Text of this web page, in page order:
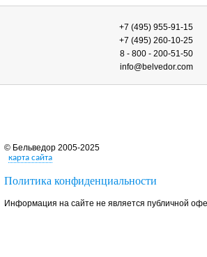
+7 (495) 955-91-15
+7 (495) 260-10-25
8 - 800 - 200-51-50
info@belvedor.com
© Бельведор 2005-2025
карта сайта
Политика конфиденциальности
Информация на сайте не является публичной